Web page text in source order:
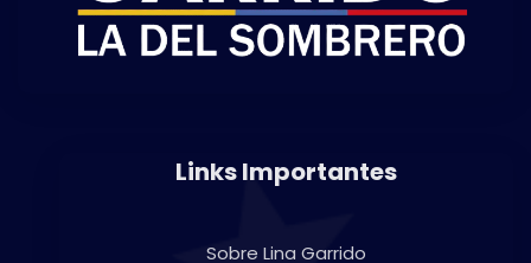
Links Importantes
Sobre Lina Garrido